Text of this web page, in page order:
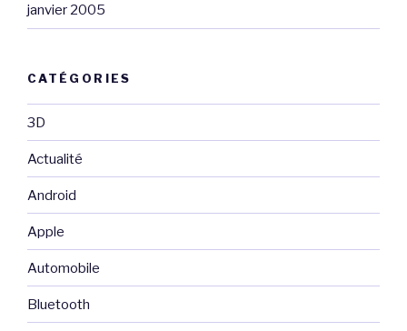
janvier 2005
CATÉGORIES
3D
Actualité
Android
Apple
Automobile
Bluetooth